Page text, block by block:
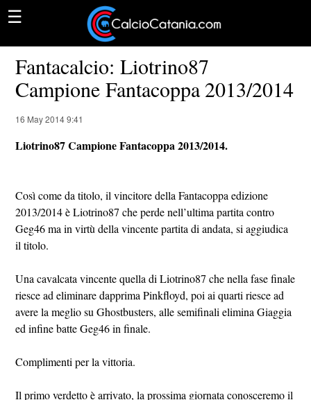
☰
Fantacalcio: Liotrino87
Campione Fantacoppa 2013/2014
16 May 2014 9:41
Liotrino87 Campione Fantacoppa 2013/2014.
Così come da titolo, il vincitore della Fantacoppa edizione
2013/2014 è Liotrino87 che perde nell’ultima partita contro
Geg46 ma in virtù della vincente partita di andata, si aggiudica
il titolo.
Una cavalcata vincente quella di Liotrino87 che nella fase finale
riesce ad eliminare dapprima Pinkfloyd, poi ai quarti riesce ad
avere la meglio su Ghostbusters, alle semifinali elimina Giaggia
ed infine batte Geg46 in finale.
Complimenti per la vittoria.
Il primo verdetto è arrivato, la prossima giornata conosceremo il